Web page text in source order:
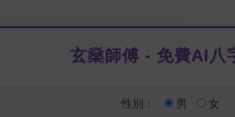
玄燊師傅 - 免費AI八
性別： 男 女